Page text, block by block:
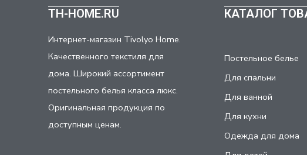
TH-HOME.RU
Интернет-магазин Tivolyo Home.
Качественного текстиля для
дома. Широкий ассортимент
постельного белья класса люкс.
Оригинальная продукция по
доступным ценам.
КАТАЛОГ
Постельное белье
Для спальни
Для ванной
Для кухни
Одежда для дома